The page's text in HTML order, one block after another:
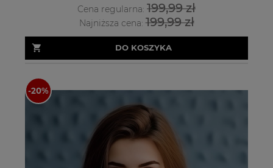
Cena regularna: 199,99 zł
Najniższa cena:199,99 zł
DO KOSZYKA